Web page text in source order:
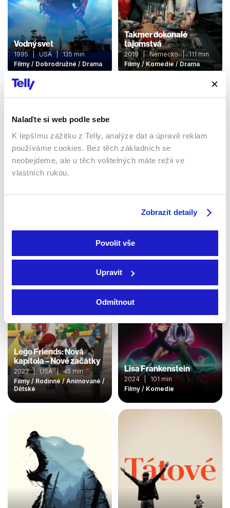
Nalaďte si web podle sebe
K lepšímu zážitku z Telly, analýze dat a úpravě reklam
používáme cookies. Bez těch základních se
neobejdeme, ale u těch volitelných máte režii ve
vlastních rukou.
Zobrazit detaily
Povolit vše
Upravit
Odmítnout
Vodný svet
1995 | USA | 135 min
Filmy / Dobrodružné / Drama
Takmer dokonalé
tajomstvá
2019 | Německo | 111 min
Filmy / Komedie / Drama
Francie, Bosna a Hercegovina,
Slovensko | 13 min
Lego Friends: Nová
kapitola – Nové začátky
2023 | USA | 45 min
Filmy / Rodinné / Animované /
Dětské
Lisa Frankenstein
2024 | 101 min
Filmy / Komedie